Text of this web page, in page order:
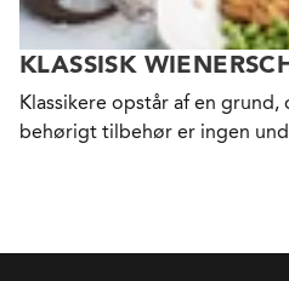
KLASSISK
Klassikere opstår af en
behørigt tilbehør er ingen